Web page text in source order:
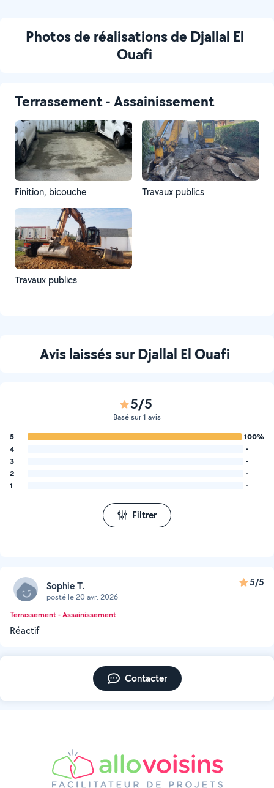
Photos de réalisations de Djallal El
Ouafi
Terrassement - Assainissement
Finition, bicouche Travaux publics
Travaux publics
Avis laissés sur Djallal El Ouafi
5/5
Basé sur 1 avis
5
100%
4
-
3
-
2
-
1
-
Filtrer
Sophie T.
posté le 20 avr. 2026
5/5
Terrassement - Assainissement
Réactif
Contacter